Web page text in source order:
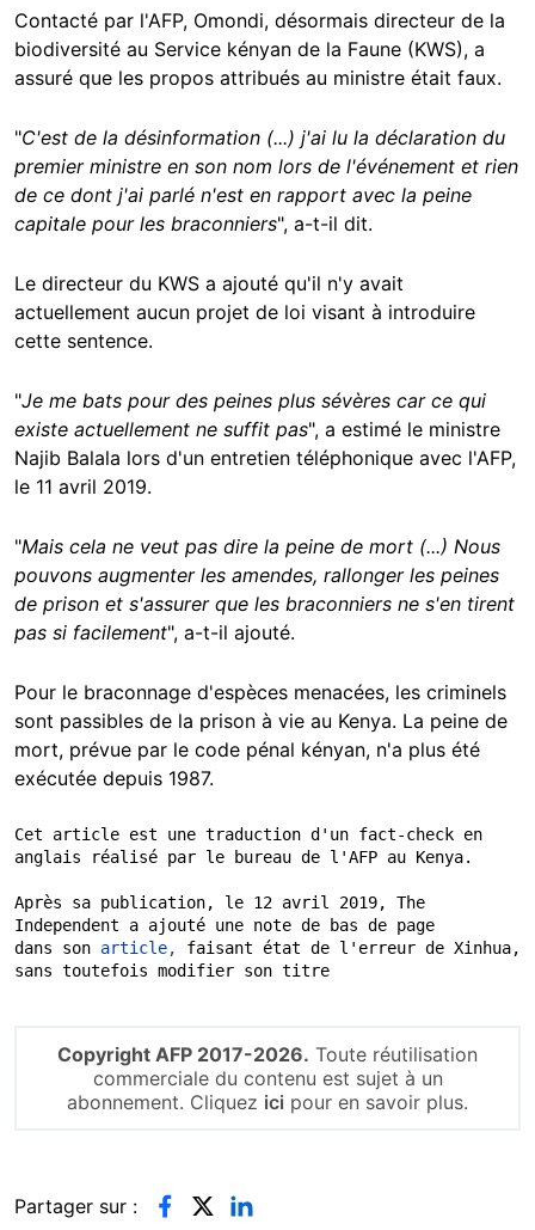
Contacté par l'AFP, Omondi, désormais directeur de la
biodiversité au Service kényan de la Faune (KWS), a
assuré que les propos attribués au ministre était faux.
"C'est de la désinformation (...) j'ai lu la déclaration du
premier ministre en son nom lors de l'événement et rien
de ce dont j'ai parlé n'est en rapport avec la peine
capitale pour les braconniers", a-t-il dit.
Le directeur du KWS a ajouté qu'il n'y avait
actuellement aucun projet de loi visant à introduire
cette sentence.
"Je me bats pour des peines plus sévères car ce qui
existe actuellement ne suffit pas", a estimé le ministre
Najib Balala lors d'un entretien téléphonique avec l'AFP,
le 11 avril 2019.
"Mais cela ne veut pas dire la peine de mort (...) Nous
pouvons augmenter les amendes, rallonger les peines
de prison et s'assurer que les braconniers ne s'en tirent
pas si facilement", a-t-il ajouté.
Pour le braconnage d'espèces menacées, les criminels
sont passibles de la prison à vie au Kenya. La peine de
mort, prévue par le code pénal kényan, n'a plus été
exécutée depuis 1987.
Cet article est une traduction d'un fact-check en
anglais réalisé par le bureau de l'AFP au Kenya.
Après sa publication, le 12 avril 2019, The
Independent a ajouté une note de bas de page
dans son article, faisant état de l'erreur de Xinhua,
sans toutefois modifier son titre
Copyright AFP 2017-2026. Toute réutilisation
commerciale du contenu est sujet à un
abonnement. Cliquez ici pour en savoir plus.
Partager sur :